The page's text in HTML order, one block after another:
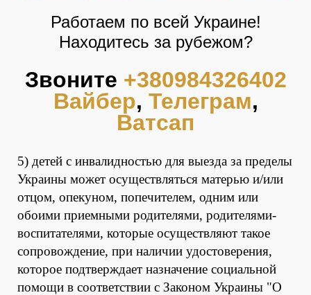
Работаем по всей Украине!
Находитесь за рубежом?
Звоните +380984326402
Вайбер, Телеграм,
Ватсап
5) детей с инвалидностью для выезда за пределы
Украины может осуществляться матерью и/или
отцом, опекуном, попечителем, одним или
обоими приемными родителями, родителями-
воспитателями, которые осуществляют такое
сопровождение, при наличии удостоверения,
которое подтверждает назначение социальной
помощи в соответствии с Законом Украины "О